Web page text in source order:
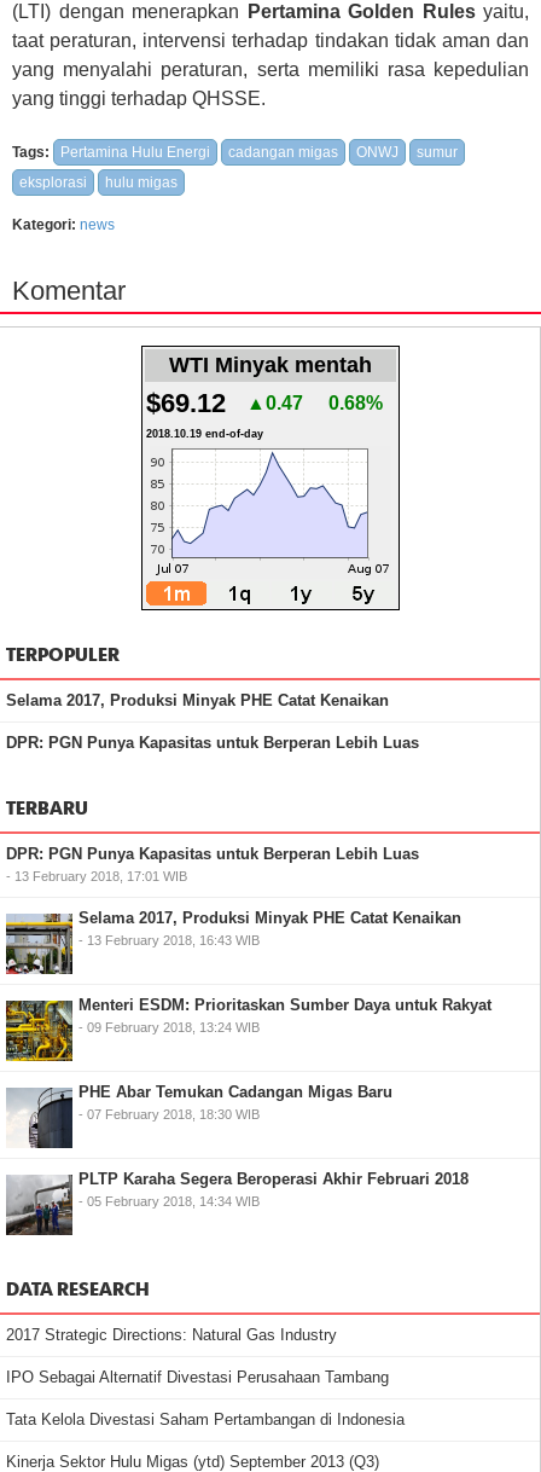
(LTI) dengan menerapkan
Pertamina Golden Rulesyaitu,
taat peraturan, intervensi terhadap tindakan tidak aman dan
yang menyalahi peraturan, serta memiliki rasa kepedulian
yang tinggi terhadap QHSSE.
Tags: Pertamina Hulu Energi cadangan migas ONWJ
sumur
eksplorasi
hulu migas
Kategori: news
Komentar
WTI Minyak mentah
$69.12 ▲0.47 0.68%
2018.10.19 end-of-day
TERPOPULER
Selama 2017, Produksi Minyak PHE Catat Kenaikan
DPR: PGN Punya Kapasitas untuk Berperan Lebih Luas
TERBARU
DPR: PGN Punya Kapasitas untuk Berperan Lebih Luas
- 13 February 2018, 17:01 WIB
Selama 2017, Produksi Minyak PHE Catat Kenaikan
- 13 February 2018, 16:43 WIB
Menteri ESDM: Prioritaskan Sumber Daya untuk Rakyat
- 09 February 2018, 13:24 WIB
PHE Abar Temukan Cadangan Migas Baru
- 07 February 2018, 18:30 WIB
PLTP Karaha Segera Beroperasi Akhir Februari 2018
- 05 February 2018, 14:34 WIB
DATA RESEARCH
2017 Strategic Directions: Natural Gas Industry
IPO Sebagai Alternatif Divestasi Perusahaan Tambang
Tata Kelola Divestasi Saham Pertambangan di Indonesia
Kinerja Sektor Hulu Migas (ytd) September 2013 (Q3)